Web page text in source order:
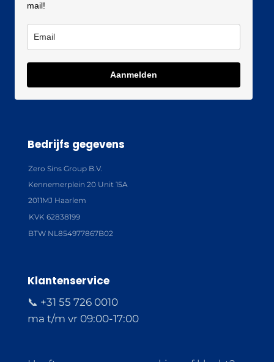
mail!
Aanmelden
Bedrijfs gegevens
Zero Sins Group B.V.
Kennemerplein 20 Unit 15A
2011MJ Haarlem
KVK 62838199
BTW NL854977867B02
Klantenservice
📞 +31 55 726 0010
ma t/m vr 09:00-17:00